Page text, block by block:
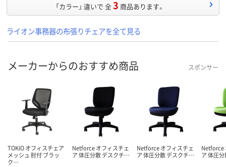
「カラー」 違いで 全3 商品あります。
ライオン事務器の布張りチェアを全て見る
メーカーからのおすすめ商品 スポンサー
TOKIO オフィスチェア
メッシュ 肘付 ブラッ
ク…
Netforce オフィスチェ
ア 体圧分散 デスクチ…
Netforce オフィスチェ
ア 体圧分散 デスクチ…
Netforce
ア 体圧